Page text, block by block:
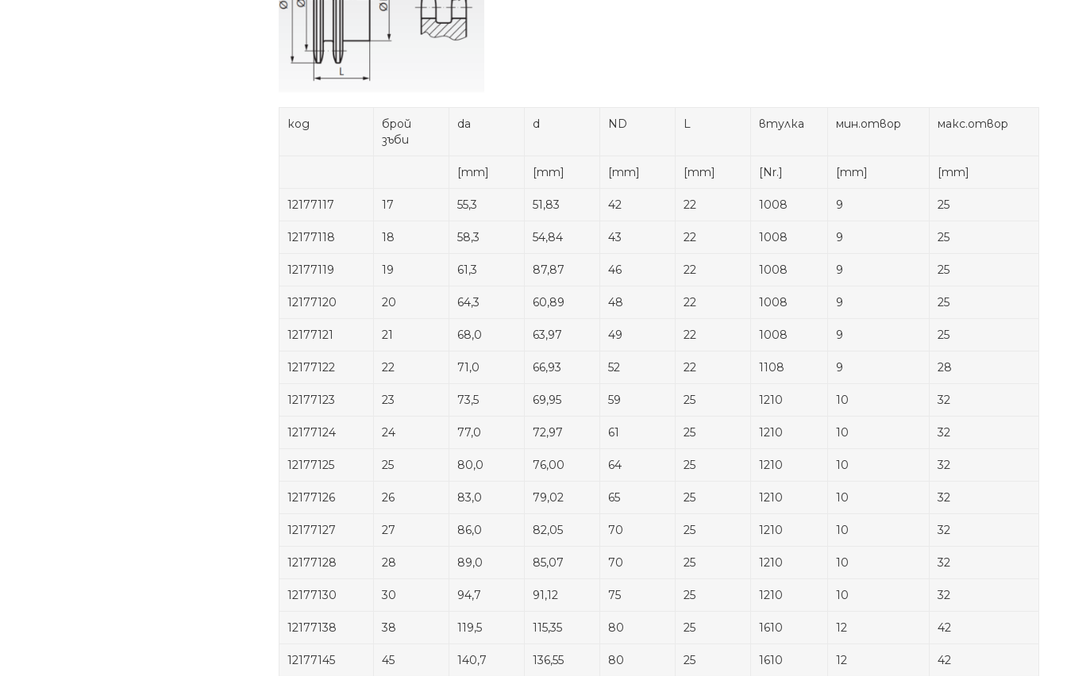
код
брой
зъби
da d ND L втулка мин.отвор макс.отвор
[mm] [mm] [mm] [mm] [Nr.] [mm] [mm]
12177117 17 55,3 51,83 42 22 1008 9 25
12177118 18 58,3 54,84 43 22 1008 9 25
12177119 19 61,3 87,87 46 22 1008 9 25
12177120 20 64,3 60,89 48 22 1008 9 25
12177121 21 68,0 63,97 49 22 1008 9 25
12177122 22 71,0 66,93 52 22 1108 9 28
12177123 23 73,5 69,95 59 25 1210 10 32
12177124 24 77,0 72,97 61 25 1210 10 32
12177125 25 80,0 76,00 64 25 1210 10 32
12177126 26 83,0 79,02 65 25 1210 10 32
12177127 27 86,0 82,05 70 25 1210 10 32
12177128 28 89,0 85,07 70 25 1210 10 32
12177130 30 94,7 91,12 75 25 1210 10 32
12177138 38 119,5 115,35 80 25 1610 12 42
12177145 45 140,7 136,55 80 25 1610 12 42